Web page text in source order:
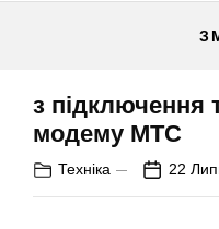
з підключення
модему МТС
Техніка 22